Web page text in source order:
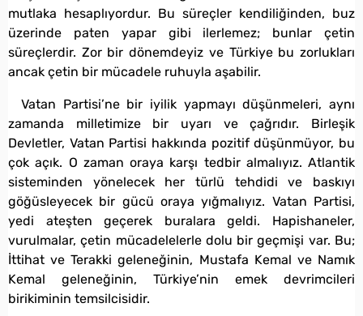
mutlaka hesaplıyordur. Bu süreçler kendiliğinden, buz
üzerinde paten yapar gibi ilerlemez; bunlar çetin
süreçlerdir. Zor bir dönemdeyiz ve Türkiye bu zorlukları
ancak çetin bir mücadele ruhuyla aşabilir.
Vatan Partisi’ne bir iyilik yapmayı düşünmeleri, aynı
zamanda milletimize bir uyarı ve çağrıdır. Birleşik
Devletler, Vatan Partisi hakkında pozitif düşünmüyor, bu
çok açık. O zaman oraya karşı tedbir almalıyız. Atlantik
sisteminden yönelecek her türlü tehdidi ve baskıyı
göğüsleyecek bir gücü oraya yığmalıyız. Vatan Partisi,
yedi ateşten geçerek buralara geldi. Hapishaneler,
vurulmalar, çetin mücadelelerle dolu bir geçmişi var. Bu;
İttihat ve Terakki geleneğinin, Mustafa Kemal ve Namık
Kemal geleneğinin, Türkiye’nin emek devrimcileri
birikiminin temsilcisidir.